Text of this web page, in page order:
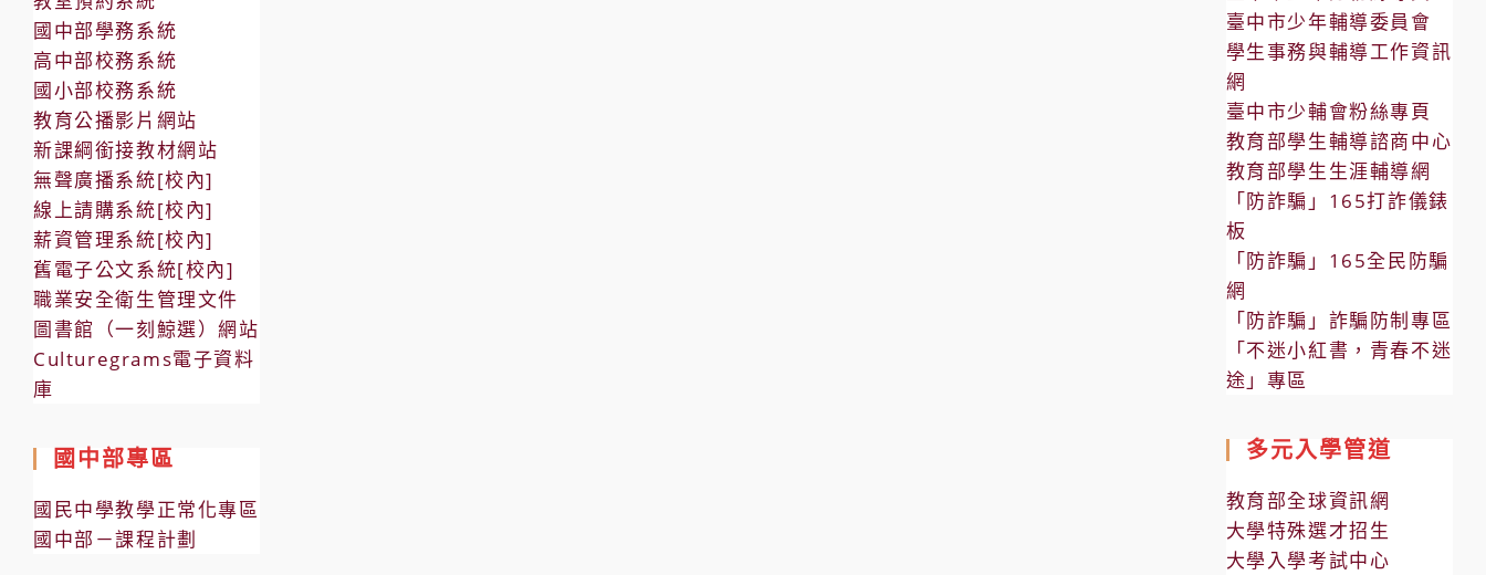
國中部學務系統
高中部校務系統
國小部校務系統
教育公播影片網站
新課綱銜接教材網站
無聲廣播系統[校內]
線上請購系統[校內]
薪資管理系統[校內]
舊電子公文系統[校內]
職業安全衛生管理文件
圖書館（一刻鯨選）網站
Culturegrams電子資料
庫
國中部專區
國民中學教學正常化專區
國中部－課程計劃
臺中市少年輔導委員會
學生事務與輔導工作資訊
網
臺中市少輔會粉絲專頁
教育部學生輔導諮商中心
教育部學生生涯輔導網
「防詐騙」165打詐儀錶
板
「防詐騙」165全民防騙
網
「防詐騙」詐騙防制專區
「不迷小紅書，青春不迷
途」專區
多元入學管道
教育部全球資訊網
大學特殊選才招生
大學入學考試中心